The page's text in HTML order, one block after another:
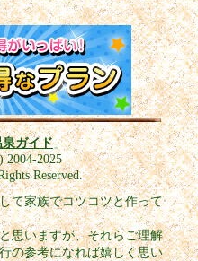
ガイド」
2004-2025
Reserved.
て家族でコツコツと作って
思いますが、それらご理解
の参考になれば嬉しく思い